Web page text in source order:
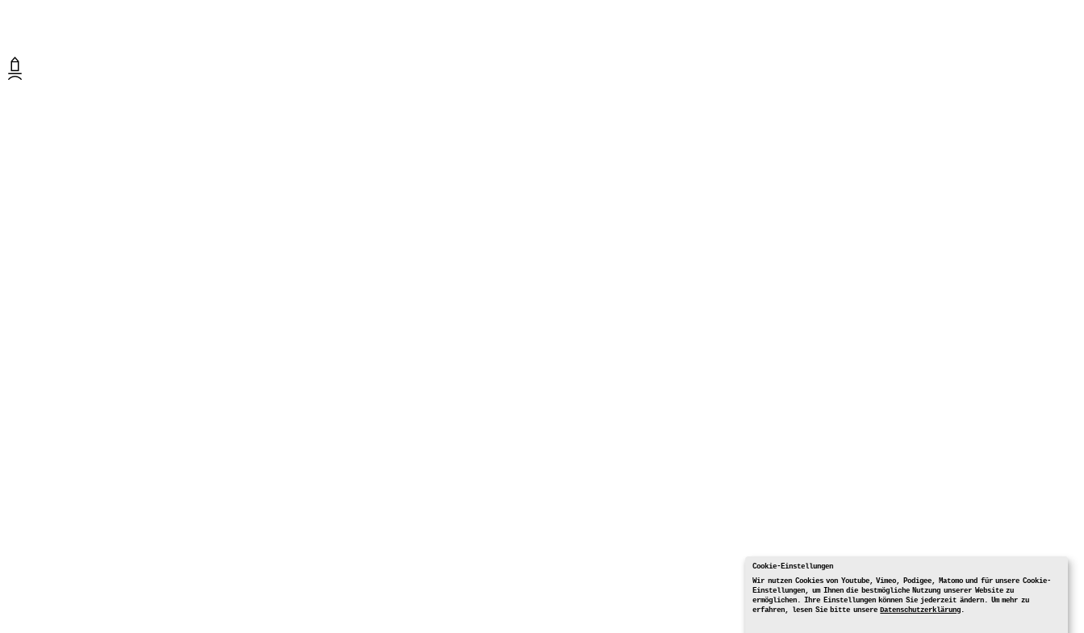
Cookie-Einstellungen
Wir nutzen Cookies von Youtube, Vimeo, Podigee, Matomo und für unsere Cookie-
Einstellungen, um Ihnen die bestmögliche Nutzung unserer Website zu
ermöglichen. Ihre Einstellungen können Sie jederzeit ändern. Um mehr zu
erfahren, lesen Sie bitte unsereDatenschutzerklärung.